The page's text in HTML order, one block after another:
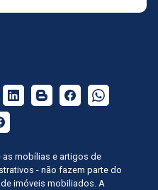
mobílias e artigos de
- não fazem parte do
imóveis mobiliados. A